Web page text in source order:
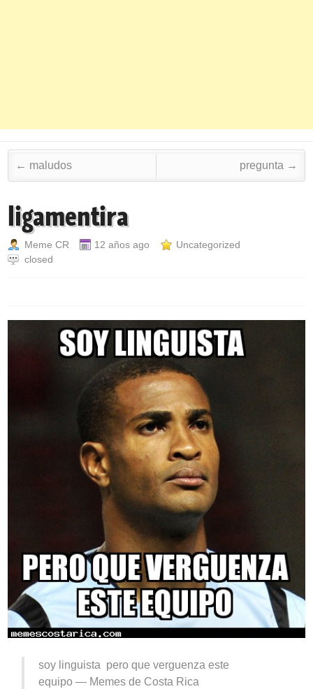
Post navigation
← maludos pregunta →
ligamentira
Meme CR 12 años ago
Uncategorized
closed
soy linguista pero que verguenza este
equipo — Memes de Costa Rica